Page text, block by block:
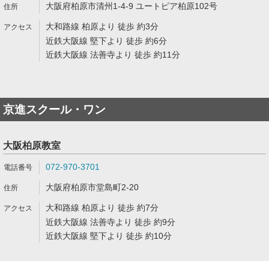
大阪府柏原市清州1-4-9 ユートピア柏原102号
大和路線 柏原より 徒歩 約3分
近鉄大阪線 堅下より 徒歩 約6分
近鉄大阪線 法善寺より 徒歩 約11分
京進スクール・ワン
大阪柏原教室
072-970-3701
大阪府柏原市堂島町2-20
大和路線 柏原より 徒歩 約7分
近鉄大阪線 法善寺より 徒歩 約9分
近鉄大阪線 堅下より 徒歩 約10分